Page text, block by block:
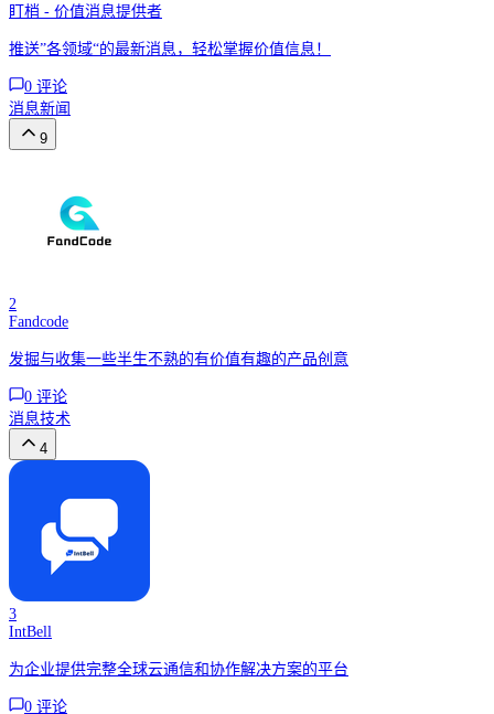
盯梢 - 价值消息提供者
推送”各领域“的最新消息，轻松掌握价值信息！
0 评论
消息新闻
9
2
Fandcode
发掘与收集一些半生不熟的有价值有趣的产品创意
0 评论
消息技术
4
3
IntBell
为企业提供完整全球云通信和协作解决方案的平台
0 评论